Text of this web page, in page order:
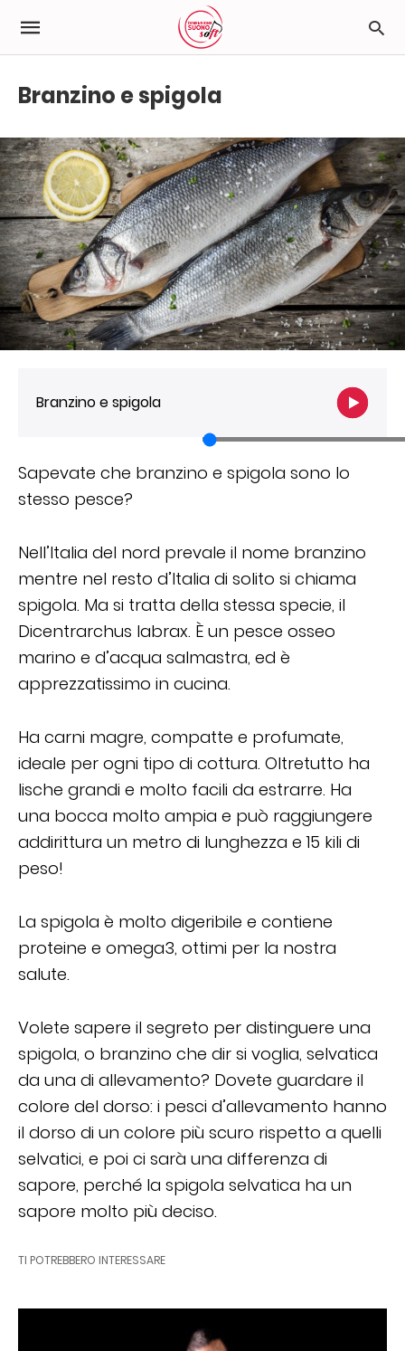
Branzino e spigola
Branzino e spigola
Sapevate che branzino e spigola sono lo
stesso pesce?
Nell’Italia del nord prevale il nome branzino
mentre nel resto d’Italia di solito si chiama
spigola. Ma si tratta della stessa specie, il
Dicentrarchus labrax. È un pesce osseo
marino e d’acqua salmastra, ed è
apprezzatissimo in cucina.
Ha carni magre, compatte e profumate,
ideale per ogni tipo di cottura. Oltretutto ha
lische grandi e molto facili da estrarre. Ha
una bocca molto ampia e può raggiungere
addirittura un metro di lunghezza e 15 kili di
peso!
La spigola è molto digeribile e contiene
proteine e omega3, ottimi per la nostra
salute.
Volete sapere il segreto per distinguere una
spigola, o branzino che dir si voglia, selvatica
da una di allevamento? Dovete guardare il
colore del dorso: i pesci d’allevamento hanno
il dorso di un colore più scuro rispetto a quelli
selvatici, e poi ci sarà una differenza di
sapore, perché la spigola selvatica ha un
sapore molto più deciso.
TI POTREBBERO INTERESSARE